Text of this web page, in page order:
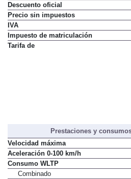
Descuento oficial
Precio sin impuestos
IVA
Impuesto de matriculación
Tarifa de
Prestaciones y
Velocidad máxima
Aceleración 0-100 km/h
Consumo WLTP
Combinado